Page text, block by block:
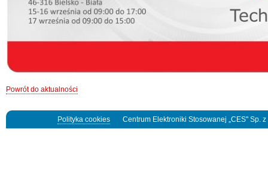
Powrót do aktualności
Polityka cookies Centrum Elektroniki Stosowanej „CES" Sp. z